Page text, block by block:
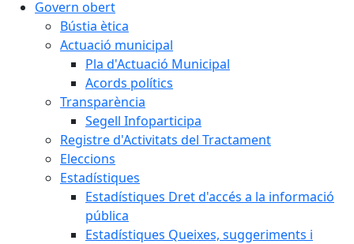
Govern obert
Bústia ètica
Actuació municipal
Pla d'Actuació Municipal
Acords polítics
Transparència
Segell Infoparticipa
Registre d'Activitats del Tractament
Eleccions
Estadístiques
Estadístiques Dret d'accés a la informació
pública
Estadístiques Queixes, suggeriments i